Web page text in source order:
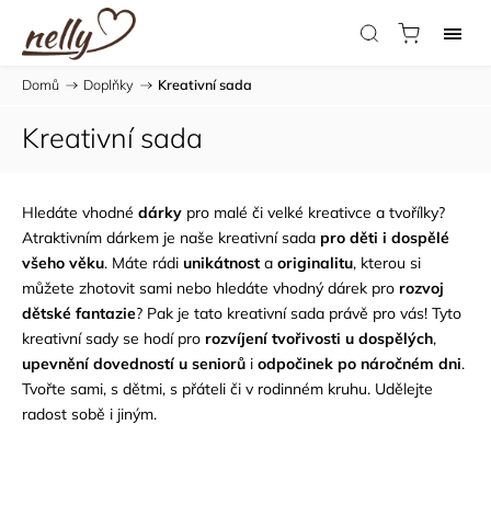
Domů / Doplňky / Kreativní sada
Kreativní sada
Hledáte vhodné dárky pro malé či velké kreativce a tvořílky?
Atraktivním dárkem je naše kreativní sada pro děti i dospělé
všeho věku. Máte rádi unikátnost a originalitu, kterou si
můžete zhotovit sami nebo hledáte vhodný dárek pro rozvoj
dětské fantazie? Pak je tato kreativní sada právě pro vás! Tyto
kreativní sady se hodí pro rozvíjení tvořivosti u dospělých,
upevnění dovedností u seniorů i odpočinek po náročném dni.
Tvořte sami, s dětmi, s přáteli či v rodinném kruhu. Udělejte
radost sobě i jiným.